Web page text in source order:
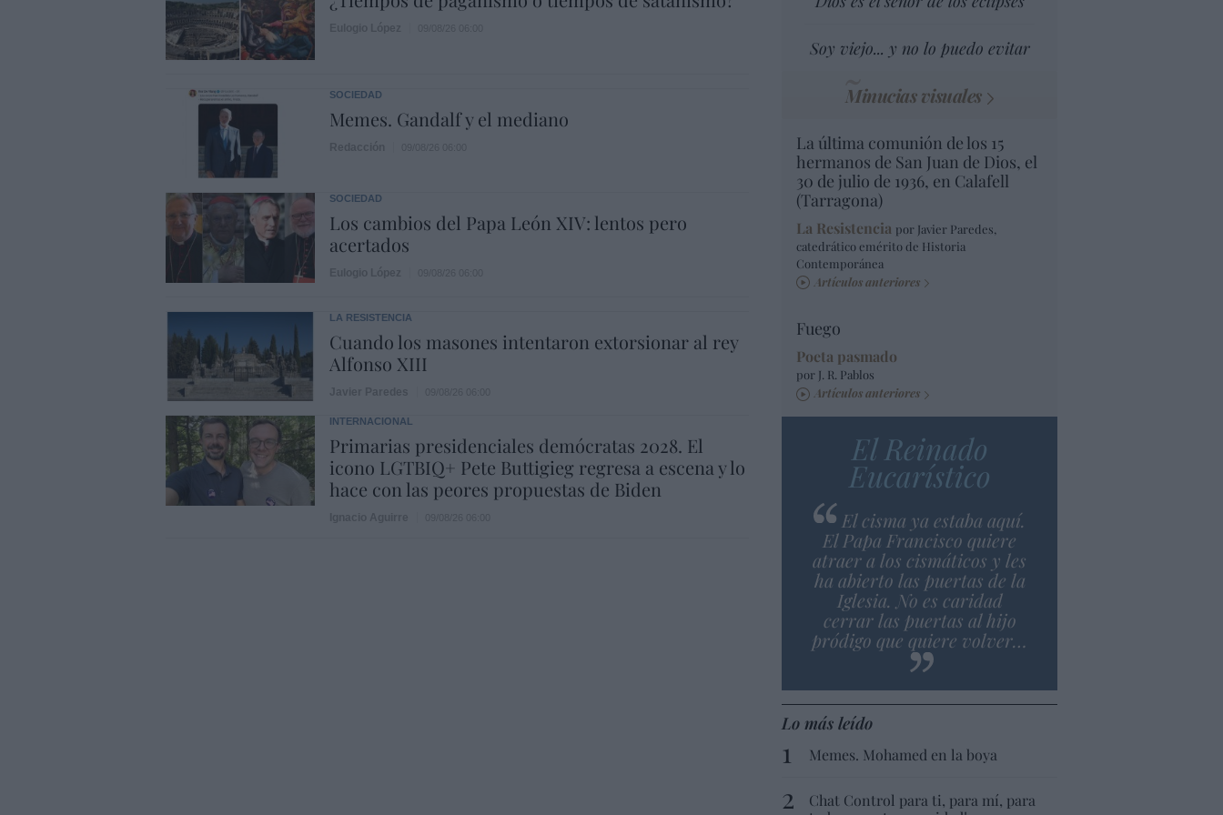
SOCIEDAD
Memes. Gandalf y el mediano
SOCIEDAD
Los cambios del Papa León XIV: lentos pero
acertados
LA RESISTENCIA
Cuando los masones intentaron extorsionar al rey
Alfonso XIII
INTERNACIONAL
Primarias presidenciales demócratas 2028. El
icono LGTBIQ+ Pete Buttigieg regresa a escena y lo
hace con las peores propuestas de Biden
Soy viejo... y no lo puedo evitar
Minucias visuales
La última comunión de los 15
hermanos de San Juan de Dios, el
30 de julio de 1936, en Calafell
(Tarragona)
La Resistencia por Javier Paredes,
catedrático emérito de Historia
Contemporánea
Artículos anteriores
Fuego
Poeta pasmado
por J. R. Pablos
Artículos anteriores
El Reinado
Eucarístico
El cisma ya estaba aquí.
El Papa Francisco quiere
atraer a los cismáticos y les
ha abierto las puertas de la
Iglesia. No es caridad
cerrar las puertas al hijo
pródigo que quiere volver…
Lo más leído
Memes. Mohamed en la boya
Chat Control para ti, para mí, para